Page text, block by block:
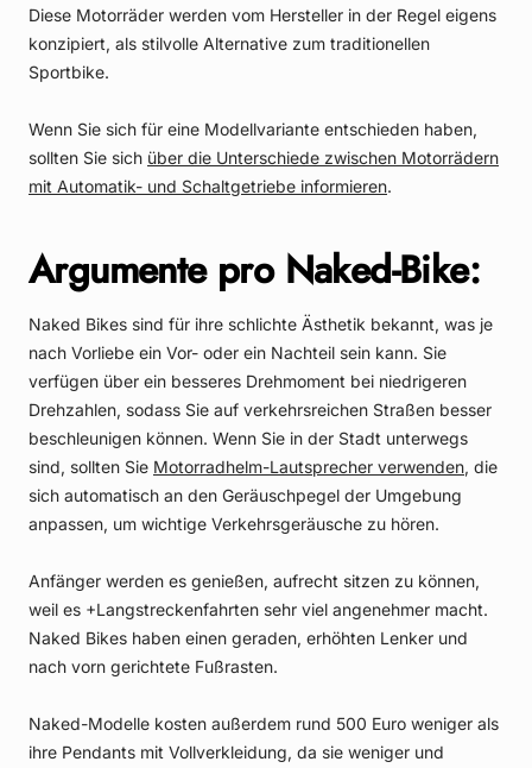
Diese Motorräder werden vom Hersteller in der Regel eigens
konzipiert, als stilvolle Alternative zum traditionellen
Sportbike.
Wenn Sie sich für eine Modellvariante entschieden haben,
sollten Sie sich über die Unterschiede zwischen Motorrädern
mit Automatik- und Schaltgetriebe informieren.
Argumente pro Naked-Bike:
Naked Bikes sind für ihre schlichte Ästhetik bekannt, was je
nach Vorliebe ein Vor- oder ein Nachteil sein kann. Sie
verfügen über ein besseres Drehmoment bei niedrigeren
Drehzahlen, sodass Sie auf verkehrsreichen Straßen besser
beschleunigen können. Wenn Sie in der Stadt unterwegs
sind, sollten Sie Motorradhelm-Lautsprecher verwenden, die
sich automatisch an den Geräuschpegel der Umgebung
anpassen, um wichtige Verkehrsgeräusche zu hören.
Anfänger werden es genießen, aufrecht sitzen zu können,
weil es +Langstreckenfahrten sehr viel angenehmer macht.
Naked Bikes haben einen geraden, erhöhten Lenker und
nach vorn gerichtete Fußrasten.
Naked-Modelle kosten außerdem rund 500 Euro weniger als
ihre Pendants mit Vollverkleidung, da sie weniger und